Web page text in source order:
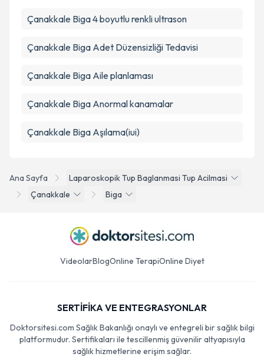
Ana Sayfa
Laparoskopik Tup Baglanmasi Tup Acilmasi
Çanakkale
Biga
Çanakkale Biga 4 boyutlu renkli ultrason
Çanakkale Biga Adet Düzensizliği Tedavisi
Çanakkale Biga Aile planlaması
Çanakkale Biga Anormal kanamalar
Çanakkale Biga Aşılama(iui)
VideolarBlogOnline TerapiOnline Diyet
SERTİFİKA VE ENTEGRASYONLAR
Doktorsitesi.com Sağlık Bakanlığı onaylı ve entegreli bir sağlık bilgi
platformudur. Sertifikaları ile tescillenmiş güvenilir altyapısıyla
sağlık hizmetlerine erişim sağlar.